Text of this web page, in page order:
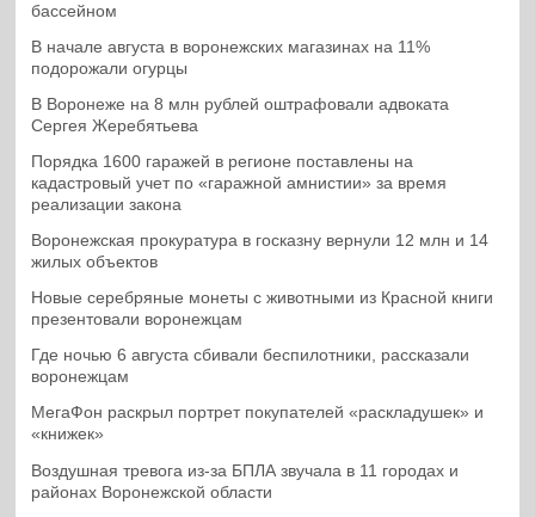
бассейном
В начале августа в воронежских магазинах на 11%
подорожали огурцы
В Воронеже на 8 млн рублей оштрафовали адвоката
Сергея Жеребятьева
Порядка 1600 гаражей в регионе поставлены на
кадастровый учет по «гаражной амнистии» за время
реализации закона
Воронежская прокуратура в госказну вернули 12 млн и 14
жилых объектов
Новые серебряные монеты с животными из Красной книги
презентовали воронежцам
Где ночью 6 августа сбивали беспилотники, рассказали
воронежцам
МегаФон раскрыл портрет покупателей «раскладушек» и
«книжек»
Воздушная тревога из-за БПЛА звучала в 11 городах и
районах Воронежской области